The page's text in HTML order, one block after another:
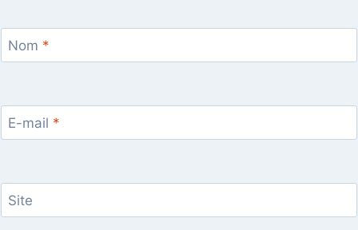
Nom *
E-mail *
Site